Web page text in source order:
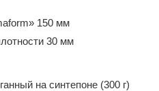
150 мм
30 мм
на синтепоне (300 г)